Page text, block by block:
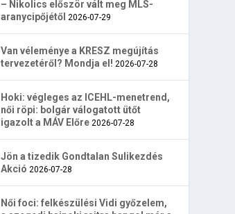
– Nikolics először vált meg MLS-
aranycipőjétől 2026-07-29
Van véleménye a KRESZ megújítás
tervezetéről? Mondja el! 2026-07-28
Hoki: végleges az ICEHL-menetrend,
női röpi: bolgár válogatott ütőt
igazolt a MÁV Előre 2026-07-28
Jön a tizedik Gondtalan Sulikezdés
Akció 2026-07-28
Női foci: felkészülési Vidi győzelem,